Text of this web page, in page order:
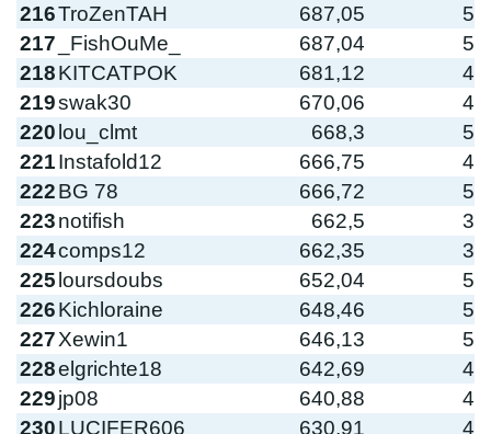
216TroZenTAH 687,05
5
217
_FishOuMe_ 687,04
5
218KITCATPOK 681,12
4
219swak30 670,06
4
220lou_clmt 668,3
5
221Instafold12 666,75
4
222BG 78 666,72
5
223notifish 662,5
3
224comps12 662,35
3
225loursdoubs 652,04
5
226Kichloraine 648,46
5
227Xewin1 646,13
5
228elgrichte18 642,69
4
229jp08 640,88
4
230LUCIFER606 630,91 4